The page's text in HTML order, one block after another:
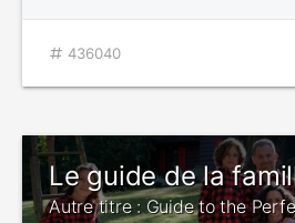
436040
Le guide de la
Autre titre : Guide to the